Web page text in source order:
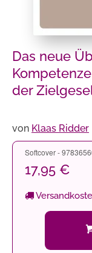
Das neue
der
von Klaas Ridder
Softcover -
17,95 €